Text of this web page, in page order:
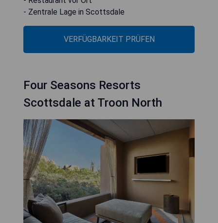
- Zentrale Lage in Scottsdale
VERFÜGBARKEIT PRÜFEN
Four Seasons Resorts
Scottsdale at Troon North